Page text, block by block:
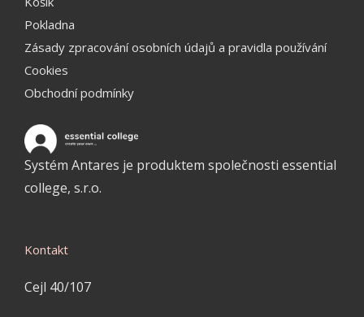
Pokladna
Zásady zpracování osobních údajů a pravidla používání
Cookies
Obchodní podmínky
Systém Antares je produktem společnosti essential
college, s.r.o.
Kontakt
Cejl 40/107